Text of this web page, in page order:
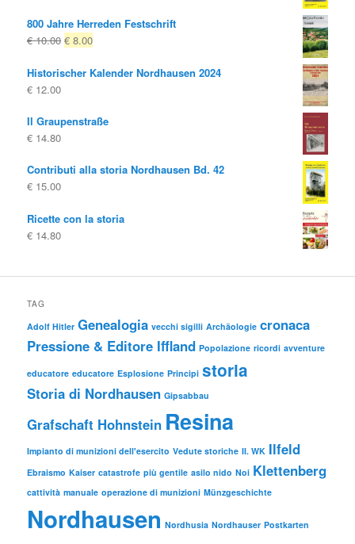
800 Jahre Herreden Festschrift
€10.00 Il
originale
€ 8.00Il
attuale
Historischer Kalender Nordhausen 2024
€ 12.00
Il Graupenstraße
€ 14.80
Contributi alla storia Nordhausen Bd. 42
€ 15.00
Ricette con la storia
€ 14.80
TAG
Adolf Hitler Genealogia vecchi sigilli Archäologie cronaca
Pressione & Editore Iffland Popolazione ricordi avventure
educatore educatore Esplosione Principi storia
Storia di Nordhausen Gipsabbau
Grafschaft Hohnstein Resina
Impianto di munizioni dell'esercito Vedute storiche II. WK Ilfeld
Ebraismo Kaiser catastrofe più gentile asilo nido Noi Klettenberg
cattività manuale operazione di munizioni Münzgeschichte
Nordhausen Nordhusia Nordhauser Postkarten